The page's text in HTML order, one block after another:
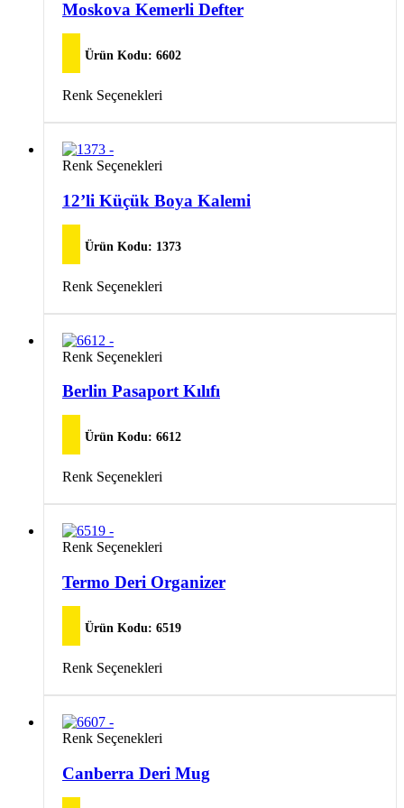
ürün
sayfasından
seçilebilir
birden
fazla
varyasyonu
Seçenekler
ürün
sayfasından
seçilebilir
Moskova Kemerli Defter
Ürün Kodu: 6602
Bu
birden
fazla
varyasyonu
var.
Seçenekler
ürün
sayfasından
seçilebilir
Renk Seçenekleri
Bu
birden
fazla
varyasyonu
Seçenekler
ürün
sayfasından
seçilebilir
Renk Seçenekleri
12’li Küçük Boya Kalemi
Ürün Kodu: 1373
Bu
birden
fazla
varyasyonu
var.
Seçenekler
ürün
sayfasından
seçilebilir
Renk Seçenekleri
Bu
birden
Seçenekler
ürün
sayfasından
seçilebilir
Renk Seçenekleri
Berlin Pasaport Kılıfı
Ürün Kodu: 6612
Bu
birden
fazla
varyasyonu
var.
Seçenekler
ürün
sayfasından
seçilebilir
Renk Seçenekleri
Bu
birden
fazla
varyasyonu
Seçenekler
ürün
sayfasından
seçilebilir
Renk Seçenekleri
Termo Deri Organizer
Ürün Kodu: 6519
Bu
birden
fazla
varyasyonu
var.
Seçenekler
ürün
sayfasından
Renk Seçenekleri
Bu
birden
fazla
varyasyonu
Renk Seçenekleri
Canberra Deri Mug